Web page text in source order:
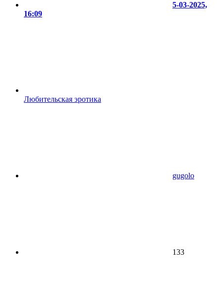
5-03-2025,
16:09
Любительская эротика
gugolo
133